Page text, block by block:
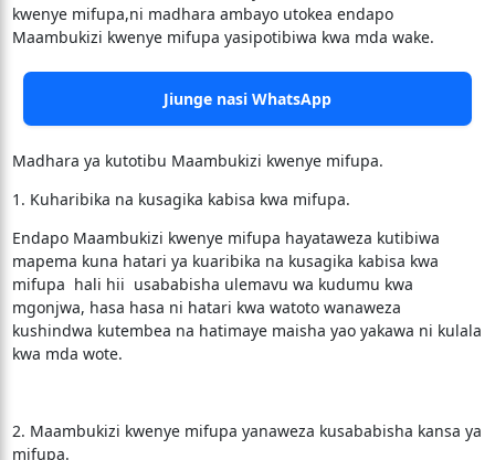
kwenye mifupa,ni madhara ambayo utokea endapo
Maambukizi kwenye mifupa yasipotibiwa kwa mda wake.
Jiunge nasi WhatsApp
Madhara ya kutotibu Maambukizi kwenye mifupa.
1. Kuharibika na kusagika kabisa kwa mifupa.
Endapo Maambukizi kwenye mifupa hayataweza kutibiwa
mapema kuna hatari ya kuaribika na kusagika kabisa kwa
mifupa hali hii usababisha ulemavu wa kudumu kwa
mgonjwa, hasa hasa ni hatari kwa watoto wanaweza
kushindwa kutembea na hatimaye maisha yao yakawa ni kulala
kwa mda wote.
2. Maambukizi kwenye mifupa yanaweza kusababisha kansa ya
mifupa.